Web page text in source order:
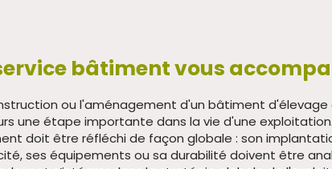
bâtiment vous
ou l'aménagement d'un bâtiment d'élevage
une étape importante dans la vie d'une
doit être réfléchi de façon globale : son
ses équipements ou sa durabilité doivent être